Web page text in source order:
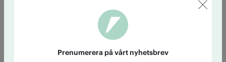
Etiopien stoppar all alkoholreklam –
vill främja ett mer hälsosamt leverne
Prenumerera på vårt nyhetsbrev